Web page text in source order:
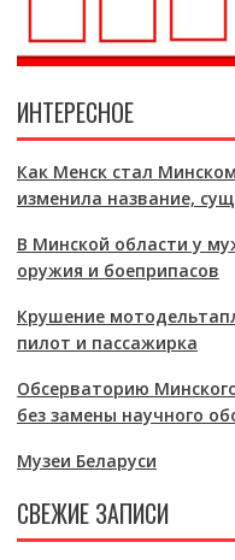
ИНТЕРЕСНОЕ
Как Менск стал
изменила название,
В Минской области у
оружия и боеприпасов
Крушение
пилот и пассажирка
Обсерваторию
без замены научного
Музеи Беларуси
СВЕЖИЕ ЗАПИСИ